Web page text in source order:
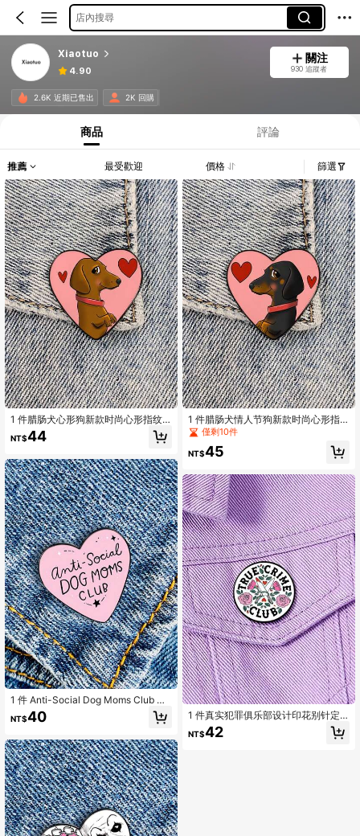
店內搜尋
Xiaotuo
4.90
關注
930 追蹤者
2.6K 近期已售出 2K 回購
商品 評論
推薦 最受歡迎 價格 篩選
1 件腊肠犬心形狗新款时尚心形指纹
心形金属别针趣味复古胸针衬衫翻领
教师包可爱徽章卡通别针衣服包饰学
饰衬衫夹克珠宝圣诞节万圣节秋冬配
饰，适合青少年、青年、男士、休
闲、户外、运动、度假、毕业礼物、
生日、日常穿着衣服别针教师礼物
NT$44
1 件 Anti-Social Dog Moms Club 定
制心形胸针创意金属别针衬衫翻领时
尚装饰适合日常生活穿着情人节别针
品包饰可爱办公室配件衬衫夹克珠宝
圣诞节万圣节秋冬配饰，适合青少
年、青年、男士、休闲、户外、运
动、度假、毕业礼物、生日、日常穿
着衣服别针有趣的教师礼物
NT$40
1 件腊肠犬情人节狗新款时尚心形指
纹心形金属别针趣味复古胸针衬衫翻
学校 Kpop 背包教师用品包饰办公室
配饰，适合青少年、青年、男士、休
闲、户外、运动、度假、毕业礼物、
生日、日常穿着衣服别针教师礼物
僅剩10件
NT$45
1 件真实犯罪俱乐部设计印花别针定
制新款时尚胸针配饰女士万圣节礼物
情人节连衣裙配饰衣服别针包饰背包
NT$42